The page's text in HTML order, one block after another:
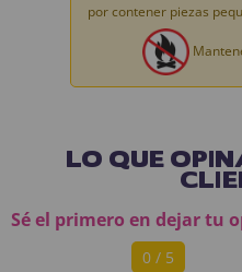
por contener piezas
LO QUE
Sé el primero en dejar tu
0 / 5